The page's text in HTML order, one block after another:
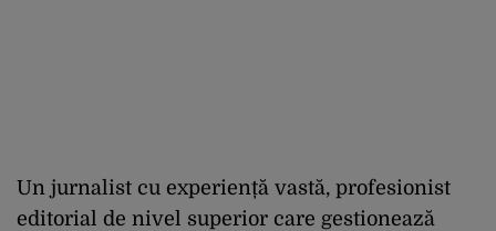
Un jurnalist cu experiență vastă, profesionist
editorial de nivel superior care gestionează